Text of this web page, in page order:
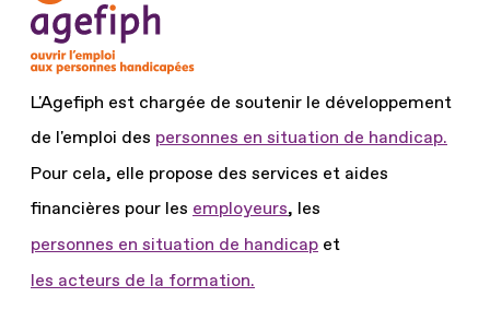
L'Agefiph est chargée de soutenir le développement
de l'emploi des personnes en situation de handicap.
Pour cela, elle propose des services et aides
financières pour les employeurs, les
personnes en situation de handicap et
les acteurs de la formation.